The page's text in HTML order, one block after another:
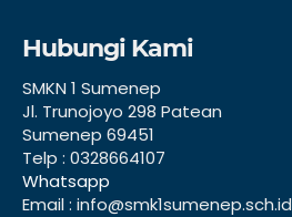
Hubungi Kami
SMKN 1 Sumenep
Jl. Trunojoyo 298 Patean
Sumenep 69451
Telp : 0328664107
Whatsapp
Email : info@smk1sumenep.sch.id